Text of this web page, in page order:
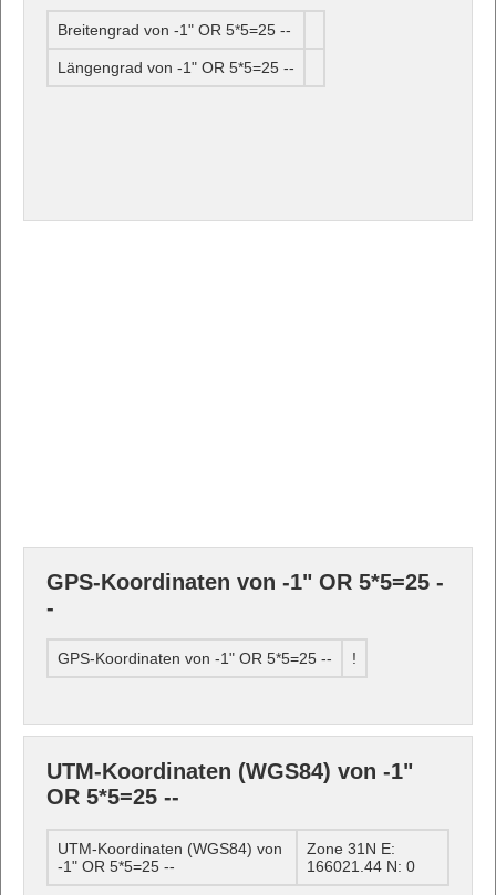
Breitengrad von -1" OR 5*5=25 --
Längengrad von -1" OR 5*5=25 --
GPS-Koordinaten von -1" OR 5*5=25 -
-
GPS-Koordinaten von -1" OR 5*5=25 -- !
UTM-Koordinaten (WGS84) von -1"
OR 5*5=25 --
UTM-Koordinaten (WGS84) von
-1" OR 5*5=25 --
Zone 31N E:
166021.44 N: 0